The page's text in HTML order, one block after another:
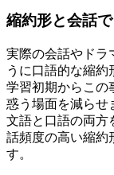
縮約形と会話
実際の会話やドラ
うに口語的な縮約
学習初期からこの
惑う場面を減らせ
文語と口語の両方
話頻度の高い縮約
す。